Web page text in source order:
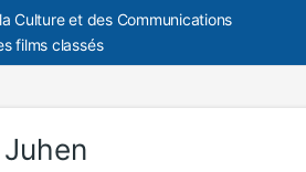
Culture et des Communications
films classés